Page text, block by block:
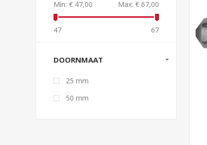
Min: € 47,00 Max: € 67,00
47 67
DOORNMAAT
25 mm
50 mm